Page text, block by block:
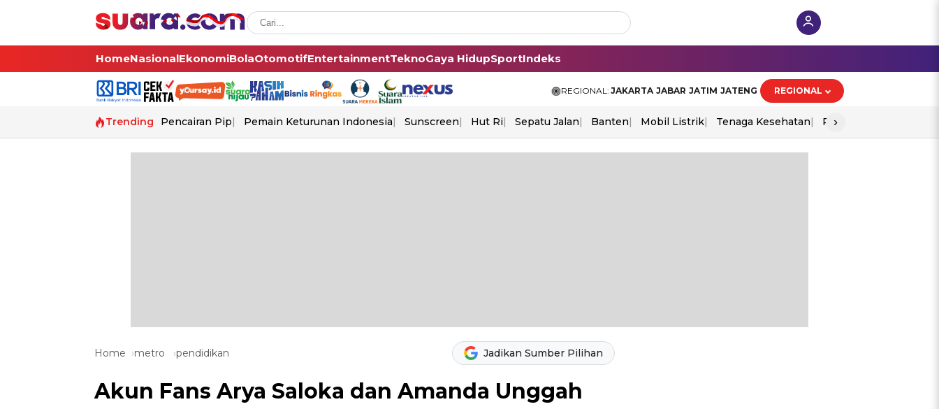
HomeNasionalEkonomiBolaOtomotifEntertainmentTeknoGaya HidupSportIndeks
REGIONAL: JAKARTA JABAR JATIM JATENG REGIONAL
Trending Pencairan Pip Pemain Keturunan Indonesia Sunscreen Hut Ri Sepatu Jalan Banten Mobil Listrik Tenaga Kesehatan Perang As-Iran
›
Home metro pendidikan Jadikan Sumber Pilihan
Akun Fans Arya Saloka dan Amanda Unggah